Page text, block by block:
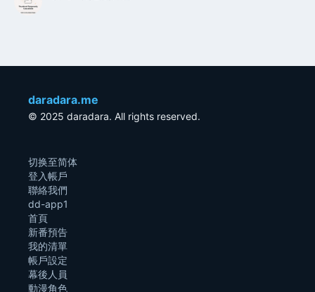
daradara.me
© 2025 daradara. All rights reserved.
切换至简体
登入帳戶
聯絡我們
dd-app1
首頁
新番預告
我的清單
帳戶設定
幕後人員
動漫角色